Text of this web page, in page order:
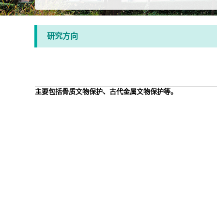
研究方向
主要包括骨质文物保护、古代金属文物保护等。